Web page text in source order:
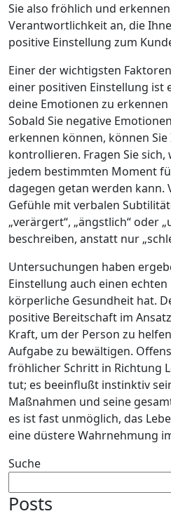
Sie also fröhlich und
Verantwortlichkeit an, die
positive Einstellung zum
Einer der wichtigsten
einer positiven Einstellung ist
deine Emotionen zu
Sobald Sie negative
erkennen können, können
kontrollieren. Fragen Sie sich,
jedem bestimmten Moment
dagegen getan werden kann.
Gefühle mit verbalen
„verärgert“, „ängstlich“ oder
beschreiben, anstatt nur
Untersuchungen haben
Einstellung auch einen
körperliche Gesundheit hat.
positive Bereitschaft im
Kraft, um der Person zu
Aufgabe zu bewältigen.
fröhlicher Schritt in Richtung
tut; es beeinflußt instinktiv
Maßnahmen und seine
es ist fast unmöglich, das
eine düstere Wahrnehmung
Suche
Posts